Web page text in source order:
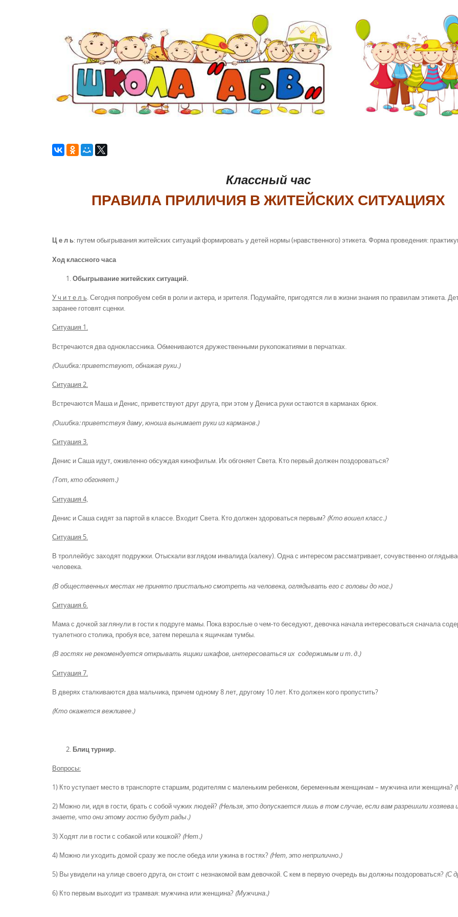
Классный час
ПРАВИЛА ПРИЛИЧИЯ В ЖИТЕЙСКИХ СИТУАЦИЯХ
Ц е л ь: путем обыгрывания житейских ситуаций формировать у детей нормы (нравственного) этикета. Форма проведения:
Ход классного часа
Обыгрывание житейских ситуаций.
У ч и т е л ь. Сегодня попробуем себя в роли и актера, и зрителя. Подумайте, пригодятся ли в жизни знания по правилам этикета.
заранее готовят сценки.
Ситуация 1.
Встречаются два одноклассника. Обмениваются дружественными рукопожатиями в перчатках.
(Ошибка: приветствуют, обнажая руки.)
Ситуация 2.
Встречаются Маша и Денис, приветствуют друг друга, при этом у Дениса руки остаются в карманах брюк.
(Ошибка: приветствуя даму, юноша вынимает руки из карманов.)
Ситуация 3.
Денис и Саша идут, оживленно обсуждая кинофильм. Их обгоняет Света. Кто первый должен поздороваться?
(Тот, кто обгоняет.)
Ситуация 4,
Денис и Саша сидят за партой в классе. Входит Света. Кто должен здороваться первым? (Кто вошел класс.)
Ситуация 5.
В троллейбус заходят подружки. Отыскали взглядом инвалида (калеку). Одна с интересом рассматривает, сочувственно
человека.
(В общественных местах не принято пристально смотреть на человека, оглядывать его с головы до ног.)
Ситуация 6.
Мама с дочкой заглянули в гости к подруге мамы. Пока взрослые о чем-то беседуют, девочка начала интересоваться сначала
туалетного столика, пробуя все, затем перешла к ящичкам тумбы.
(В гостях не рекомендуется открывать ящики шкафов, интересоваться их содержимым и т. д.)
Ситуация 7.
В дверях сталкиваются два мальчика, причем одному 8 лет, другому 10 лет. Кто должен кого пропустить?
(Кто окажется вежливее.)
Блиц турнир.
Вопросы:
1) Кто уступает место в транспорте старшим, родителям с маленьким ребенком, беременным женщинам – мужчина или женщина?
2) Можно ли, идя в гости, брать с собой чужих людей? (Нельзя, это допускается лишь в том случае, если вам разрешили хозяева
знаете, что они этому гостю будут рады.)
3) Ходят ли в гости с собакой или кошкой? (Нет.)
4) Можно ли уходить домой сразу же после обеда или ужина в гостях? (Нет, это неприлично.)
5) Вы увидели на улице своего друга, он стоит с незнакомой вам девочкой. С кем в первую очередь вы должны поздороваться? (С
6) Кто первым выходит из трамвая: мужчина или женщина? (Мужчина.)